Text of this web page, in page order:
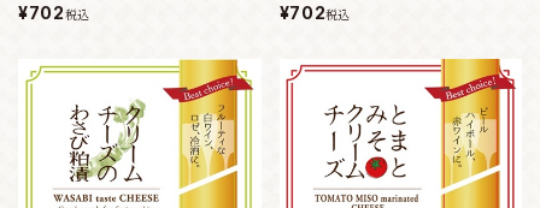
¥702税込 ¥702税込